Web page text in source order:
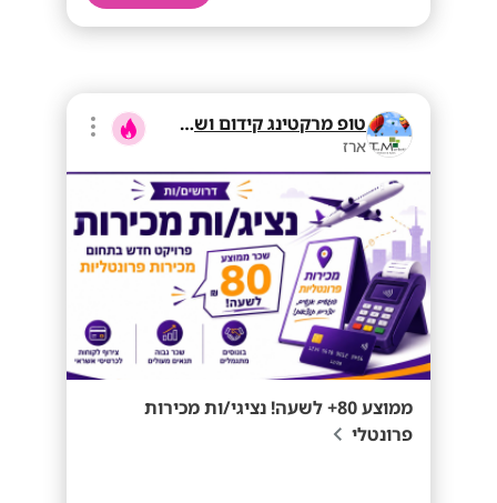
טופ מרקטינג קידום ושיווק בע"מ
ארז
ממוצע 80+ לשעה! נציגי/ות מכירות
פרונטלי